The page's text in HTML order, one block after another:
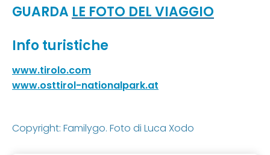
GUARDA LE FOTO DEL VIAGGIO
Info turistiche
www.tirolo.com
www.osttirol-nationalpark.at
Copyright: Familygo. Foto di Luca Xodo